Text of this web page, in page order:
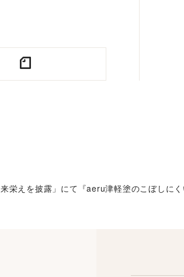
えを披露」にて『aeru津軽塗のこぼしに